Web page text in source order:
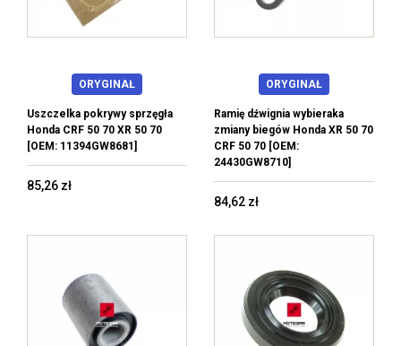
ORYGINAŁ
Uszczelka pokrywy sprzęgła
Honda CRF 50 70 XR 50 70
[OEM: 11394GW8681]
85,26 zł
ORYGINAŁ
Ramię dźwignia wybieraka
zmiany biegów Honda XR 50 70
CRF 50 70 [OEM:
24430GW8710]
84,62 zł